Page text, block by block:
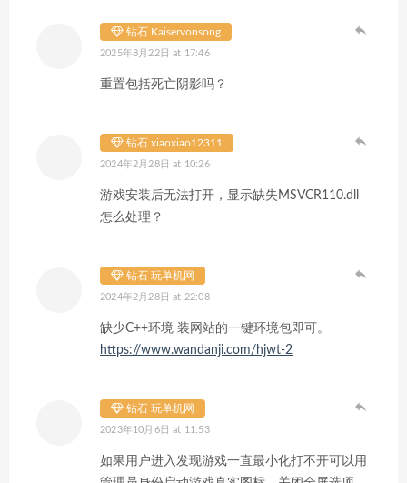
钻石 Kaiservonsong
2025年8月22日 at 17:46
重置包括死亡阴影吗？
钻石 xiaoxiao12311
2024年2月28日 at 10:26
游戏安装后无法打开，显示缺失MSVCR110.dll
怎么处理？
钻石 玩单机网
2024年2月28日 at 22:08
缺少C++环境 装网站的一键环境包即可。
https://www.wandanji.com/hjwt-2
钻石 玩单机网
2023年10月6日 at 11:53
如果用户进入发现游戏一直最小化打不开可以用